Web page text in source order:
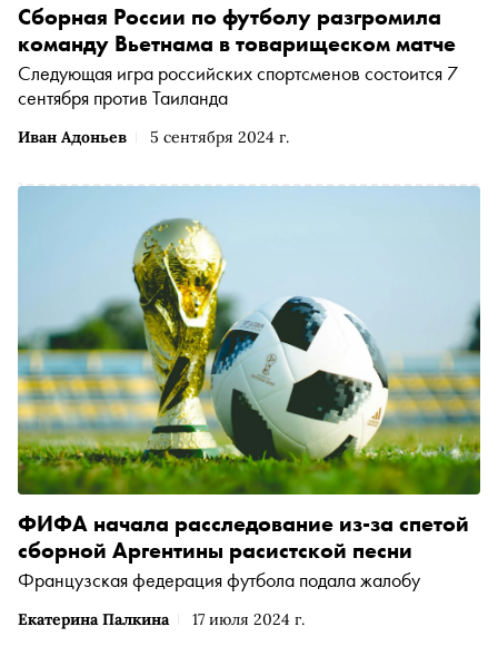
Иван Адоньев 5 сентября 2024 г.
Сборная России по футболу разгромила
команду Вьетнама в товарищеском матче
Следующая игра российских спортсменов состоится 7
сентября против Таиланда
Екатерина Палкина 17 июля 2024 г.
ФИФА начала расследование из-за спетой
сборной Аргентины расистской песни
Французская федерация футбола подала жалобу